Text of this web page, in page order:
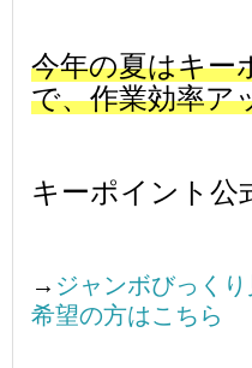
今年の夏はキー
で、作業効率ア
キーポイント公
→ ジャンボびっくり
希望の方はこちら